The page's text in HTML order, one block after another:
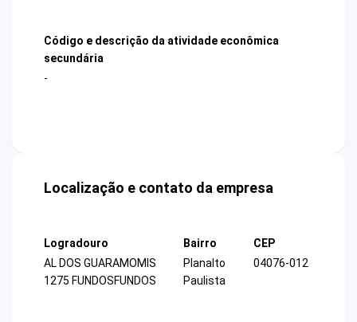
Código e descrição da atividade econômica
secundária
-
Localização e contato da empresa
Logradouro
AL DOS GUARAMOMIS
1275 FUNDOSFUNDOS
Bairro
Planalto
Paulista
CEP
04076-012